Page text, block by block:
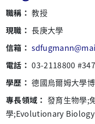
職稱： 教授
現職： 長庚大學
信箱：
電話： 03-2118800
學歷： 德國烏爾姆大學
專長領域： 發育生物學;
學;Evolutionary Biology